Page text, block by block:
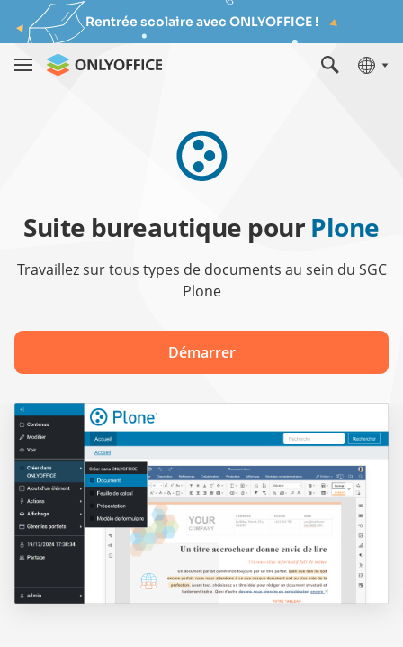
Rentrée scolaire avec ONLYOFFICE !
Suite bureautique pour Plone
Travaillez sur tous types de documents au sein du SGC
Plone
Démarrer